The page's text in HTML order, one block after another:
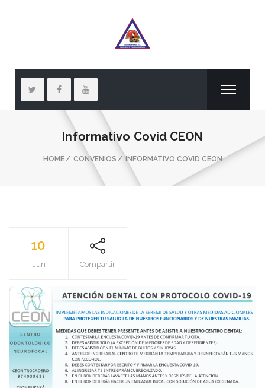
Informativo Covid CEON
HOME CONVENIOS INFORMATIVO COVID CEON
10
Jun Compartir